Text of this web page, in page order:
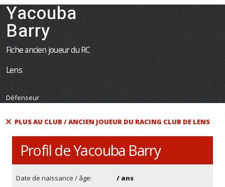
Yacouba
Barry
Fiche ancien joueur du RC
Lens
Défenseur
PLUS AU CLUB / ANCIEN JOUEUR DU RACING CLUB DE LENS
Profil de Yacouba Barry
Date de naissance / âge: / ans